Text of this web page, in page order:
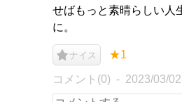
せばもっと素晴らしい人
に。
ナイス ★1
コメント(0) 2023/03/02